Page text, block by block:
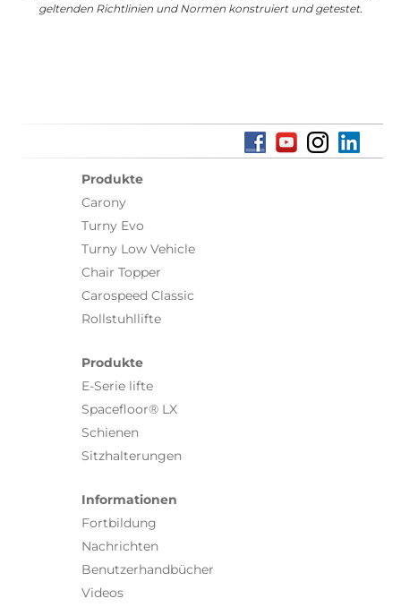
geltenden Richtlinien und Normen konstruiert und getestet.
Produkte
Carony
Turny Evo
Turny Low Vehicle
Chair Topper
Carospeed Classic
Rollstuhllifte
Produkte
E-Serie lifte
Spacefloor® LX
Schienen
Sitzhalterungen
Informationen
Fortbildung
Nachrichten
Benutzerhandbücher
Videos